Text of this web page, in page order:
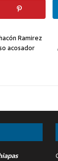
Ramirez
acosador